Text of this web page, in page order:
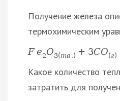
Получение железа
термохимическим
Fe2O3(тв .) + 3CO(г)
Какое количество
затратить для